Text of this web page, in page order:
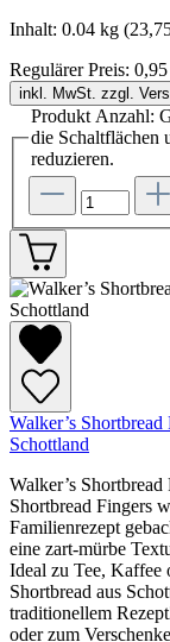
Inhalt: 0.04 kg
Regulärer Preis:
inkl. MwSt. zzgl.
Produkt Anzahl:
die Schaltflächen
reduzieren.
Walker’s
Schottland
Walker’s
Shortbread Fingers
Familienrezept
eine zart-mürbe
Ideal zu Tee, Kaffee
Shortbread aus
traditionellem
oder zum